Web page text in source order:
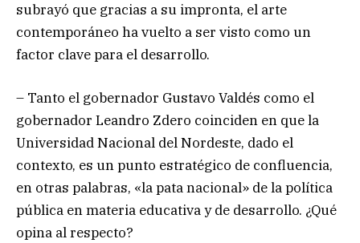
subrayó que gracias a su impronta, el arte
contemporáneo ha vuelto a ser visto como un
factor clave para el desarrollo.
– Tanto el gobernador Gustavo Valdés como el
gobernador Leandro Zdero coinciden en que la
Universidad Nacional del Nordeste, dado el
contexto, es un punto estratégico de confluencia,
en otras palabras, «la pata nacional» de la política
pública en materia educativa y de desarrollo. ¿Qué
opina al respecto?